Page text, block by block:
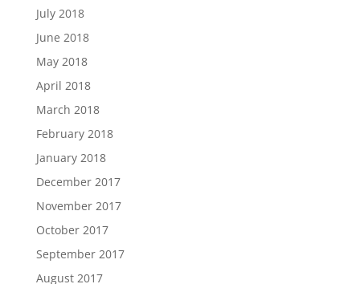
July 2018
June 2018
May 2018
April 2018
March 2018
February 2018
January 2018
December 2017
November 2017
October 2017
September 2017
August 2017